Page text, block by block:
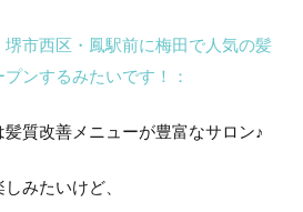
堺市西区・鳳駅前に梅田で人気の髪
ンするみたいです！：
髪質改善メニューが豊富なサロン♪
みたいけど、